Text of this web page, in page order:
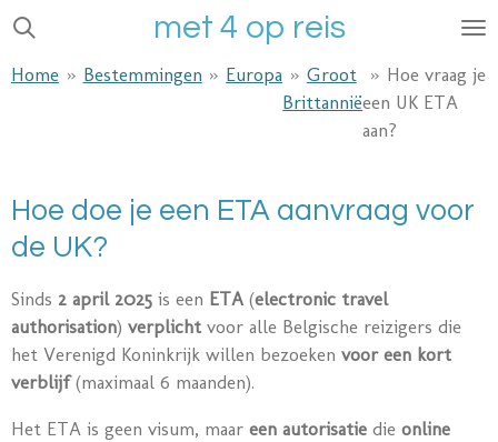
Ga
naar
met 4 op reis
Home » Bestemmingen » Europa » Groot
Brittannië
» Hoe vraag je
een UK ETA
aan?
Hoe doe je een ETA aanvraag voor
de UK?
Sinds 2 april 2025 is een ETA (electronic travel
authorisation) verplicht voor alle Belgische reizigers die
het Verenigd Koninkrijk willen bezoeken voor een kort
verblijf(maximaal 6 maanden).
Het ETA is geen visum, maar een autorisatie die online